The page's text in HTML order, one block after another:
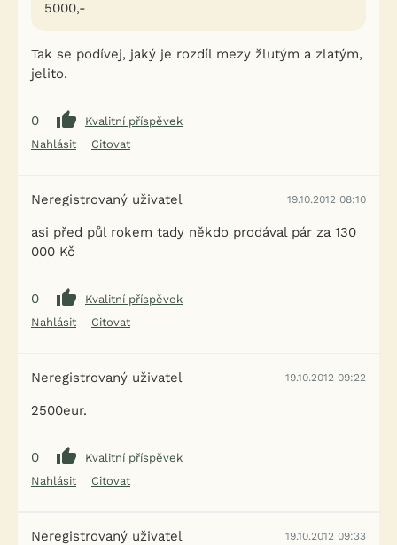
5000,-
Tak se podívej, jaký je rozdíl mezy žlutým a zlatým,
jelito.
0
Kvalitní příspěvek
Nahlásit
Citovat
Neregistrovaný uživatel 19.10.2012 08:10
asi před půl rokem tady někdo prodával pár za 130
000 Kč
0
Kvalitní příspěvek
Nahlásit
Citovat
Neregistrovaný uživatel 19.10.2012 09:22
2500eur.
0
Kvalitní příspěvek
Nahlásit
Citovat
Neregistrovaný uživatel 19.10.2012 09:33